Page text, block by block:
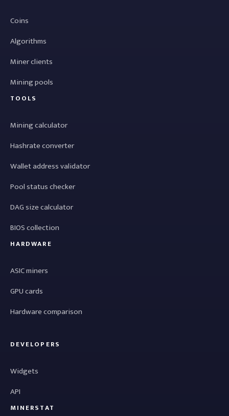
Coins
Algorithms
Miner clients
Mining pools
TOOLS
Mining calculator
Hashrate converter
Wallet address validator
Pool status checker
DAG size calculator
BIOS collection
HARDWARE
ASIC miners
GPU cards
Hardware comparison
DEVELOPERS
Widgets
API
MINERSTAT